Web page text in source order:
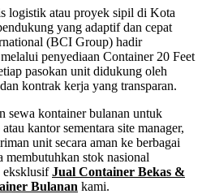
logistik atau proyek sipil di Kota
yang adaptif dan cepat
(BCI Group) hadir
penyediaan Container 20 Feet
pasokan unit didukung oleh
kontrak kerja yang transparan.
sewa kontainer bulanan untuk
kantor sementara site manager,
unit secara aman ke berbagai
membutuhkan stok nasional
eksklusifJual Container Bekas &
Bulanan kami.